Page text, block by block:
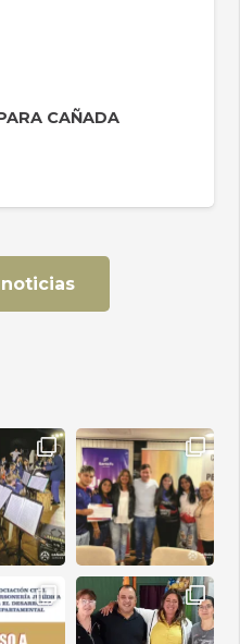
CAÑADA